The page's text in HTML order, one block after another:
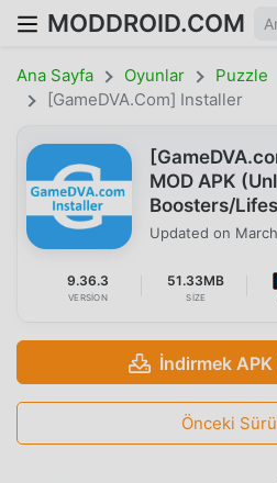
MODDROID.COM
Ana Sayfa Oyunlar
Puzzle
[GameDVA.com] Installer
MOD APK
Boosters/
Updated on
9.36.3
VERSION
51.33MB
SIZE
İndirmek
Önceki